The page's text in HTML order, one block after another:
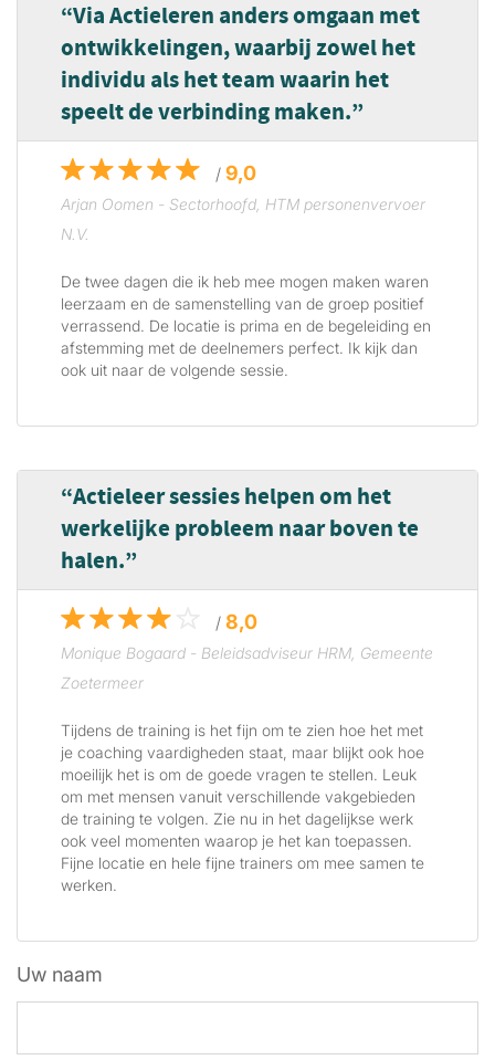
Via Actieleren anders omgaan met
ontwikkelingen, waarbij zowel het
individu als het team waarin het
speelt de verbinding maken.
/ 9,0
Arjan Oomen - Sectorhoofd, HTM personenvervoer
N.V.
De twee dagen die ik heb mee mogen maken waren
leerzaam en de samenstelling van de groep positief
verrassend. De locatie is prima en de begeleiding en
afstemming met de deelnemers perfect. Ik kijk dan
ook uit naar de volgende sessie.
Actieleer sessies helpen om het
werkelijke probleem naar boven te
halen.
/ 8,0
Monique Bogaard - Beleidsadviseur HRM, Gemeente
Zoetermeer
Tijdens de training is het fijn om te zien hoe het met
je coaching vaardigheden staat, maar blijkt ook hoe
moeilijk het is om de goede vragen te stellen. Leuk
om met mensen vanuit verschillende vakgebieden
de training te volgen. Zie nu in het dagelijkse werk
ook veel momenten waarop je het kan toepassen.
Fijne locatie en hele fijne trainers om mee samen te
werken.
Uw naam